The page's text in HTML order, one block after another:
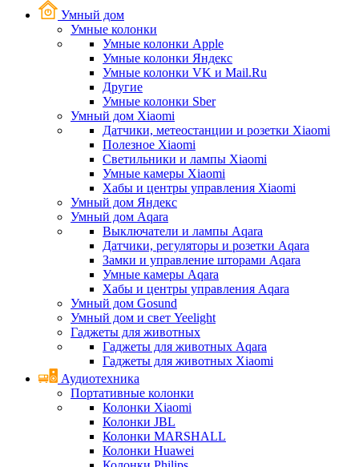
Умный дом
Умные колонки
Умные колонки Apple
Умные колонки Яндекс
Умные колонки VK и Mail.Ru
Другие
Умные колонки Sber
Умный дом Xiaomi
Датчики, метеостанции и розетки Xiaomi
Полезное Xiaomi
Светильники и лампы Xiaomi
Умные камеры Xiaomi
Хабы и центры управления Xiaomi
Умный дом Яндекс
Умный дом Aqara
Выключатели и лампы Aqara
Датчики, регуляторы и розетки Aqara
Замки и управление шторами Aqara
Умные камеры Aqara
Хабы и центры управления Aqara
Умный дом Gosund
Умный дом и свет Yeelight
Гаджеты для животных
Гаджеты для животных Aqara
Гаджеты для животных Xiaomi
Аудиотехника
Портативные колонки
Колонки Xiaomi
Колонки JBL
Колонки MARSHALL
Колонки Huawei